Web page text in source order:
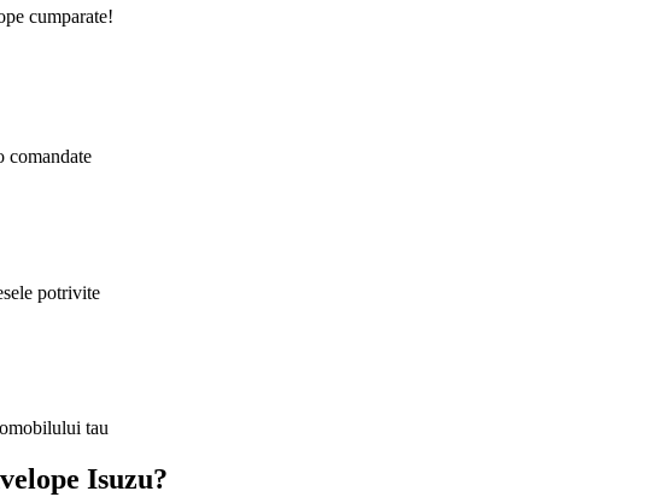
cumparate!
comandate
potrivite
tau
Isuzu?